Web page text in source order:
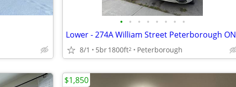
• • • • • • • •
Lower - 274A William Street Peterborough ON
8/1 5br1800ft2 Peterborough
$1,850